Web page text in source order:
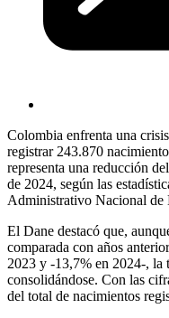
Colombia enfrenta una
registrar 243.870
representa una reducción
de 2024, según las
Administrativo Nacional de
El Dane destacó que,
comparada con años
2023 y -13,7% en 2024-, la
consolidándose. Con las
del total de nacimientos